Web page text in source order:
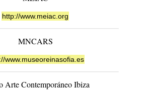
http://www.meiac.org
MNCARS
www.museoreinasofia.es
Arte Contemporáneo Ibiza